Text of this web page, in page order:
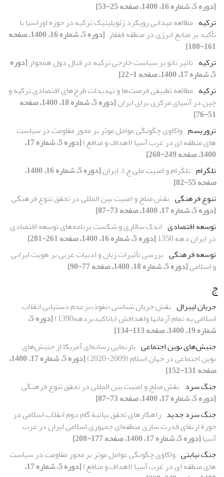
[دوره 5، شماره 16، 1400، صفحه 25-53]
ترکیه مطالعه میدانی رویکرد ژئوپلیتیک ترکیه در حوزه اوراسیا با
تأکید بر منابع انرژی در منطقه قفقاز.
[دوره 5، شماره 16، 1400، صفحه
161-180]
ترکیه تاثیر ناتو بر سیاست خارجی ترکیه در قبال دول همجوار [دوره
5، شماره 17، 1400، صفحه 1-22]
ترکیه مطالعه تطبیقی فرصت‌ها و تهدیدات طرح‌های اقتصادی ترکیه و
چین در آسیای ‌مرکزی برای ایران
[دوره 5، شماره 18، 1400، صفحه
51-76]
تروریسم واکاوی چگونگی عوامل موثر بر محور مقاومت در سیاست
های منطقه ای در غرب آسیا (اهداف و منافع)
[دوره 5، شماره 17،
1400، صفحه 249-268]
تلگرام تلگرام و امنیت ملی ج.ا. ایران
[دوره 5، شماره 16، 1400،
صفحه 55-82]
تنوع فرهنگی نقش صلح و امنیت بین المللی در تحقق تنوع فرهنگی
[دوره 5، شماره 17، 1400، صفحه 73-87]
توسعه اقتصادی اندک سالاری و شکست برنامه‌های توسعه اقتصادی
در ایران دهه 1350
[دوره 5، شماره 16، 1400، صفحه 261-281]
توسعه فرهنگی بررسی تأثیرات زبان و ادبیات عربی بر هویت ایرانی
و اسلامی[دوره 5، شماره 18، 1400، صفحه 77-90]
ج
جریان لیبرال نقش جریان شناسیِ «نفوذ»برعدم دستیابی انقلاب
اسلامی به تمام آرمانها واهدافش (باتاکیدبردهه1390)
[دوره 5،
شماره 19، 1400، صفحه 113-134]
جنبش‌های نوین اجتماعی بازنمایی رسانه‌ای آمریکا از جنبش‌های
نوین اجتماعی در جهان اسلام (2009-2020)
[دوره 5، شماره 17، 1400،
صفحه 131-152]
جنگ سرد نقش صلح و امنیت بین المللی در تحقق تنوع فرهنگی
[دوره 5، شماره 17، 1400، صفحه 73-87]
جنگ سرد جدید راهکارهای تحقق بیانیة گام دوم انقلاب اسلامی در
حوزة ارتقای قدرت ‌سازی منطقه‌ای جمهوری اسلامی ایران در غرب
آسیا[دوره 5، شماره 17، 1400، صفحه 177-208]
جنگ نیابتی واکاوی چگونگی عوامل موثر بر محور مقاومت در سیاست
های منطقه ای در غرب آسیا (اهداف و منافع)
[دوره 5، شماره 17،